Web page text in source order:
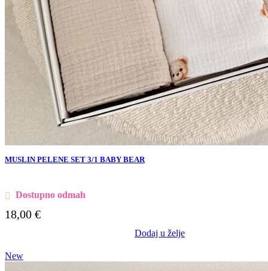
MUSLIN PELENE SET 3/1 BABY BEAR
Dostupno odmah
18,00 €
Dodaj u želje
New